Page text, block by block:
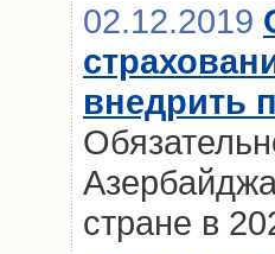
02.12.2019
внедрить
стране в